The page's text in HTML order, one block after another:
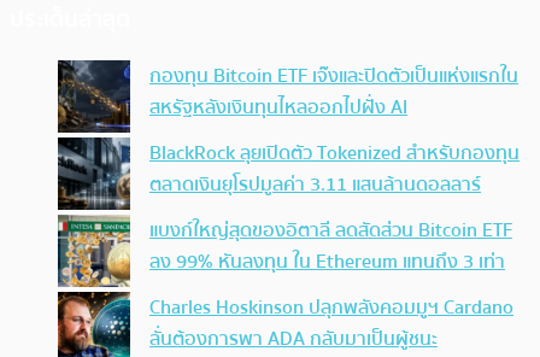
กองทุน Bitcoin ETF เจ๊งและปิดตัวเป็นแห่งแรกใน
สหรัฐหลังเงินทุนไหลออกไปฝั่ง AI
BlackRock ลุยเปิดตัว Tokenized สำหรับกองทุน
ตลาดเงินยุโรปมูลค่า 3.11 แสนล้านดอลลาร์
แบงก์ใหญ่สุดของอิตาลี ลดสัดส่วน Bitcoin ETF
ลง 99% หันลงทุน ใน Ethereum แทนถึง 3 เท่า
Charles Hoskinson ปลุกพลังคอมมูฯ Cardano
ลั่นต้องการพา ADA กลับมาเป็นผู้ชนะ